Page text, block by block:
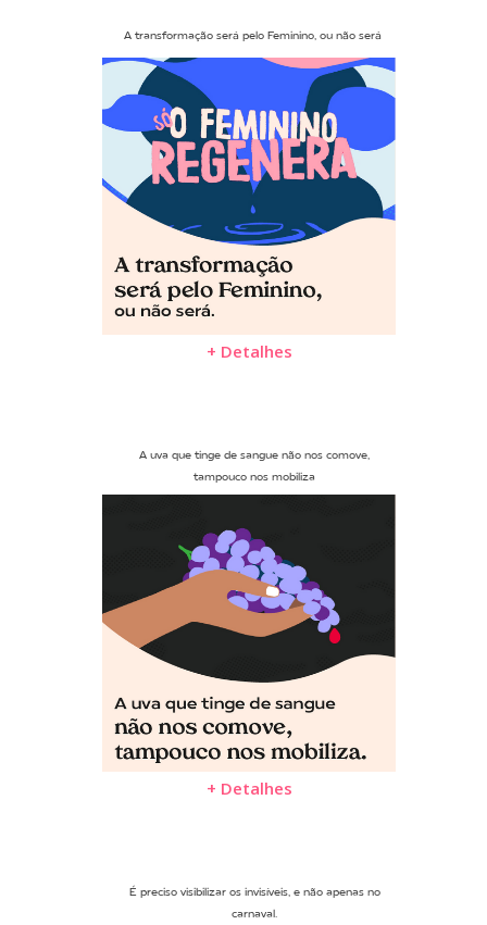
A transformação será pelo Feminino, ou não será
+ Detalhes
A uva que tinge de sangue não nos comove,
tampouco nos mobiliza
+ Detalhes
É preciso visibilizar os invisíveis, e não apenas no
carnaval.